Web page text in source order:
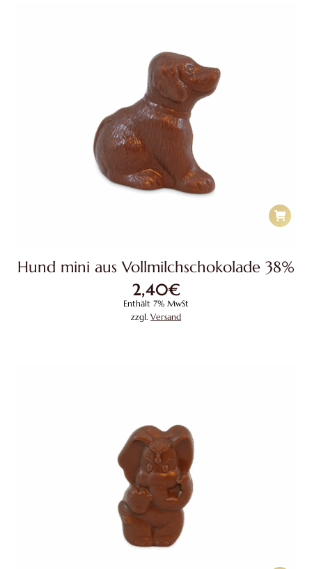
Hund mini aus Vollmilchschokolade 38%
2,40€
Enthält 7% MwSt
zzgl. Versand